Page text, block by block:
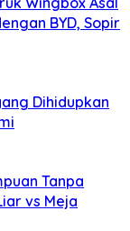
BYD, Sopir
Dihidupkan
Tanpa
vs Meja